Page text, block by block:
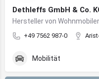
Dethleffs GmbH & Co.
+49 7562 987-0
Mobilität